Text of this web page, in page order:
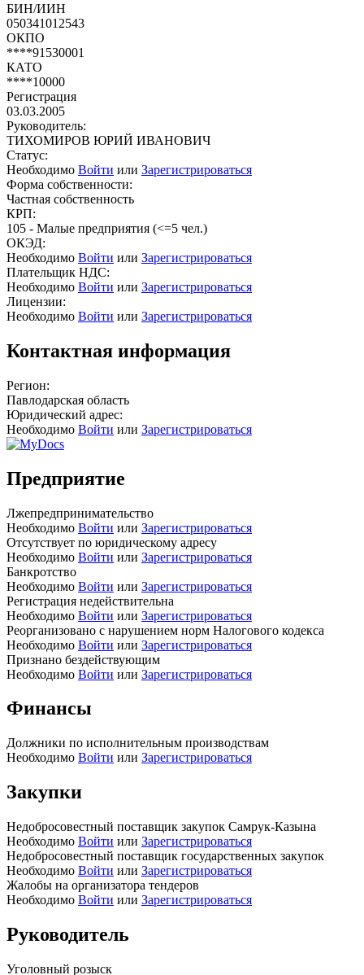
БИН/ИИН
050341012543
ОКПО
****91530001
КАТО
****10000
Регистрация
03.03.2005
Руководитель:
ТИХОМИРОВ ЮРИЙ ИВАНОВИЧ
Статус:
Необходимо Войти или Зарегистрироваться
Форма собственности:
Частная собственность
КРП:
105 - Малые предприятия (<=5 чел.)
ОКЭД:
Необходимо Войти или Зарегистрироваться
Плательщик НДС:
Необходимо Войти или Зарегистрироваться
Лицензии:
Необходимо Войти или Зарегистрироваться
Контактная информация
Регион:
Павлодарская область
Юридический адрес:
Необходимо Войти или Зарегистрироваться
Предприятие
Лжепредпринимательство
Необходимо Войти или Зарегистрироваться
Отсутствует по юридическому адресу
Необходимо Войти или Зарегистрироваться
Банкротство
Необходимо Войти или Зарегистрироваться
Регистрация недействительна
Необходимо Войти или Зарегистрироваться
Реорганизовано с нарушением норм Налогового кодекса
Необходимо Войти или Зарегистрироваться
Признано бездействующим
Необходимо Войти или Зарегистрироваться
Финансы
Должники по исполнительным производствам
Необходимо Войти или Зарегистрироваться
Закупки
Недобросовестный поставщик закупок Самрук-Казына
Необходимо Войти или Зарегистрироваться
Недобросовестный поставщик государственных закупок
Необходимо Войти или Зарегистрироваться
Жалобы на организатора тендеров
Необходимо Войти или Зарегистрироваться
Руководитель
Уголовный розыск